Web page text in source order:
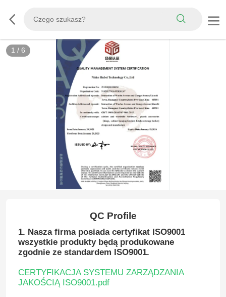
1 / 6
QC Profile
1. Nasza firma posiada certyfikat ISO9001
wszystkie produkty będą produkowane
zgodnie ze standardem ISO9001.
CERTYFIKACJA SYSTEMU ZARZĄDZANIA
JAKOŚCIĄ ISO9001.pdf